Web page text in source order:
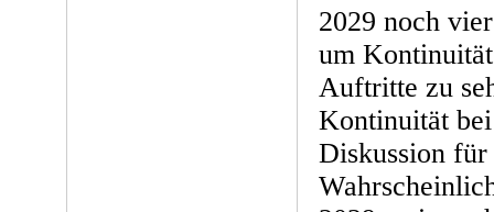
2029 noch
um
Auftritte zu
Kontinuität
Diskussion